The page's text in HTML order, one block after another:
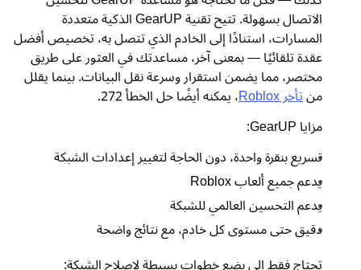
الاتصال بسهولة. تتيح تقنية GearUP الذكية متعددة
المسارات، استنادًا إلى الخادم الذي تتصل به، تخصيص أفضل
عقدة تلقائيًا — بمعنى آخر، مساعدتك في العثور على طريق
مختصر، مما يضمن استقرار وسرعة نقل البيانات. بينما يقلل
منتأخر Roblox
، يمكنه أيضًا حل الخطأ 272.
مزايا GearUP:
تسريع بنقرة واحدة، دون الحاجة لتغيير إعدادات الشبكة
يدعم جميع ألعاب Roblox
يدعم التحسين العالمي للشبكة
دقيق حتى مستوى كل خادم، مع نتائج واضحة